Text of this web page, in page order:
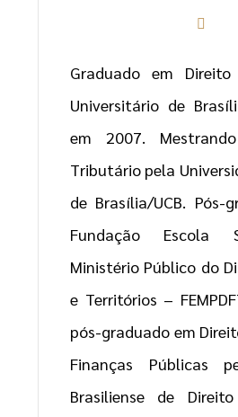
Graduado em
Universitário de
em 2007.
Tributário pela
de Brasília/UCB. Pós-
Fundação Escola
Ministério Público do
e Territórios –
pós-graduado em
Finanças Públicas
Brasiliense de